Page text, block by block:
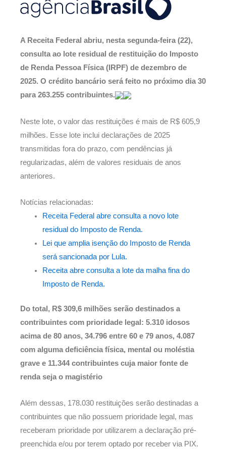
A Receita Federal abriu, nesta segunda-feira (22),
consulta ao lote residual de restituição do Imposto
de Renda Pessoa Física (IRPF) de dezembro de
2025. O crédito bancário será feito no próximo dia 30
para 263.255 contribuintes.
Neste lote, o valor das restituições é mais de R$ 605,9
milhões. Esse lote inclui declarações de 2025
transmitidas fora do prazo, com pendências já
regularizadas, além de valores residuais de anos
anteriores.
Notícias relacionadas:
Receita Federal abre consulta a novo lote
residual do Imposto de Renda.
Lei que amplia isenção do Imposto de Renda
será sancionada por Lula.
Receita abre consulta a lote da malha fina do
Imposto de Renda.
Do total, R$ 309,6 milhões serão destinados a
contribuintes com prioridade legal: 5.310 idosos
acima de 80 anos, 34.796 entre 60 e 79 anos, 4.087
com alguma deficiência física, mental ou moléstia
grave e 11.344 contribuintes cuja maior fonte de
renda seja o magistério
Além dessas, 178.030 restituições serão destinadas a
contribuintes que não possuem prioridade legal, mas
receberam prioridade por utilizarem a declaração pré-
preenchida e/ou por terem optado por receber via PIX.